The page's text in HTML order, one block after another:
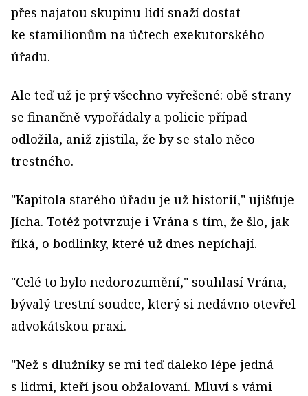
přes najatou skupinu lidí snaží dostat
ke stamilionům na účtech exekutorského
úřadu.
Ale teď už je prý všechno vyřešené: obě strany
se finančně vypořádaly a policie případ
odložila, aniž zjistila, že by se stalo něco
trestného.
"Kapitola starého úřadu je už historií," ujišťuje
Jícha. Totéž potvrzuje i Vrána s tím, že šlo, jak
říká, o bodlinky, které už dnes nepíchají.
"Celé to bylo nedorozumění," souhlasí Vrána,
bývalý trestní soudce, který si nedávno otevřel
advokátskou praxi.
"Než s dlužníky se mi teď daleko lépe jedná
s lidmi, kteří jsou obžalovaní. Mluví s vámi